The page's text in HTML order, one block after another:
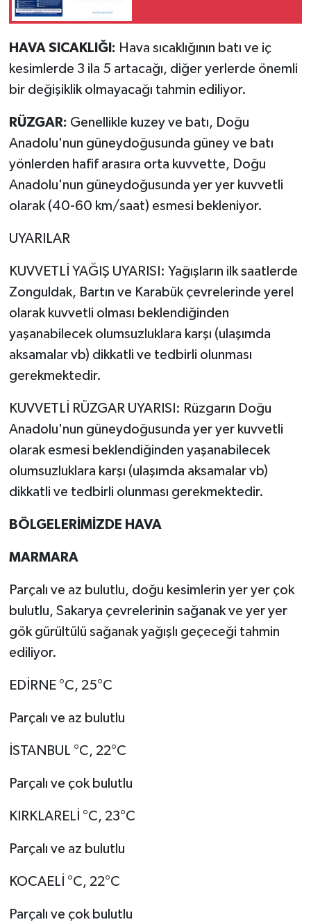
HAVA SICAKLIĞI: Hava sıcaklığının batı ve iç
kesimlerde 3 ila 5 artacağı, diğer yerlerde önemli
bir değişiklik olmayacağı tahmin ediliyor.
RÜZGAR: Genellikle kuzey ve batı, Doğu
Anadolu'nun güneydoğusunda güney ve batı
yönlerden hafif arasıra orta kuvvette, Doğu
Anadolu'nun güneydoğusunda yer yer kuvvetli
olarak (40-60 km/saat) esmesi bekleniyor.
UYARILAR
KUVVETLİ YAĞIŞ UYARISI: Yağışların ilk saatlerde
Zonguldak, Bartın ve Karabük çevrelerinde yerel
olarak kuvvetli olması beklendiğinden
yaşanabilecek olumsuzluklara karşı (ulaşımda
aksamalar vb) dikkatli ve tedbirli olunması
gerekmektedir.
KUVVETLİ RÜZGAR UYARISI: Rüzgarın Doğu
Anadolu'nun güneydoğusunda yer yer kuvvetli
olarak esmesi beklendiğinden yaşanabilecek
olumsuzluklara karşı (ulaşımda aksamalar vb)
dikkatli ve tedbirli olunması gerekmektedir.
BÖLGELERİMİZDE HAVA
MARMARA
Parçalı ve az bulutlu, doğu kesimlerin yer yer çok
bulutlu, Sakarya çevrelerinin sağanak ve yer yer
gök gürültülü sağanak yağışlı geçeceği tahmin
ediliyor.
EDİRNE °C, 25°C
Parçalı ve az bulutlu
İSTANBUL °C, 22°C
Parçalı ve çok bulutlu
KIRKLARELİ °C, 23°C
Parçalı ve az bulutlu
KOCAELİ °C, 22°C
Parçalı ve çok bulutlu